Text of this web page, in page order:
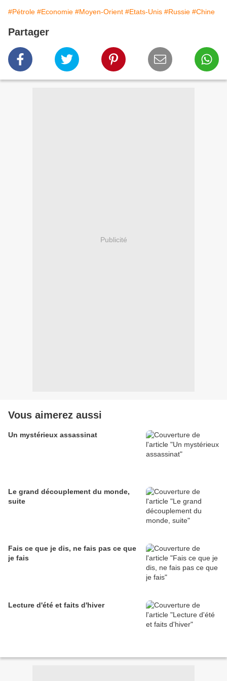
#Pétrole #Economie #Moyen-Orient #Etats-Unis #Russie #Chine
Partager
Publicité
Vous aimerez aussi
Un mystérieux assassinat
Le grand découplement du monde,
suite
Fais ce que je dis, ne fais pas ce que
je fais
Lecture d'été et faits d'hiver